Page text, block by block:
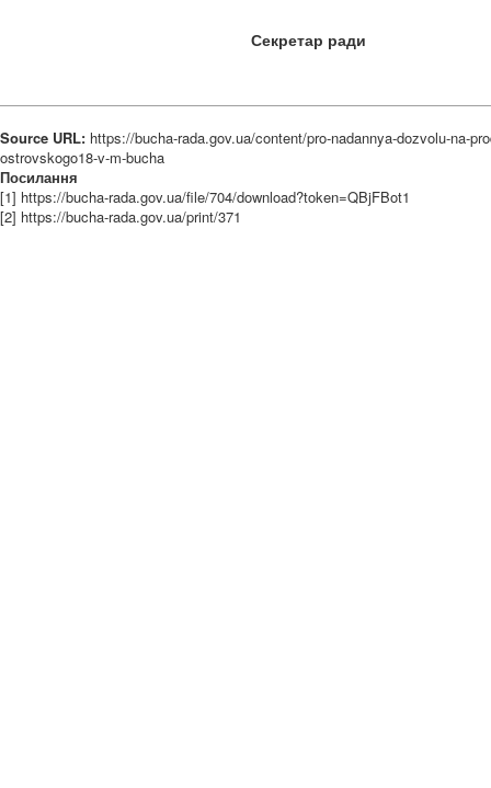
Секретар
Source URL: https://bucha-rada.gov.ua/content/pro-nadannya-dozvolu-na-
ostrovskogo18-v-m-bucha
Посилання
[1] https://bucha-rada.gov.ua/file/704/download?token=QBjFBot1
[2] https://bucha-rada.gov.ua/print/371